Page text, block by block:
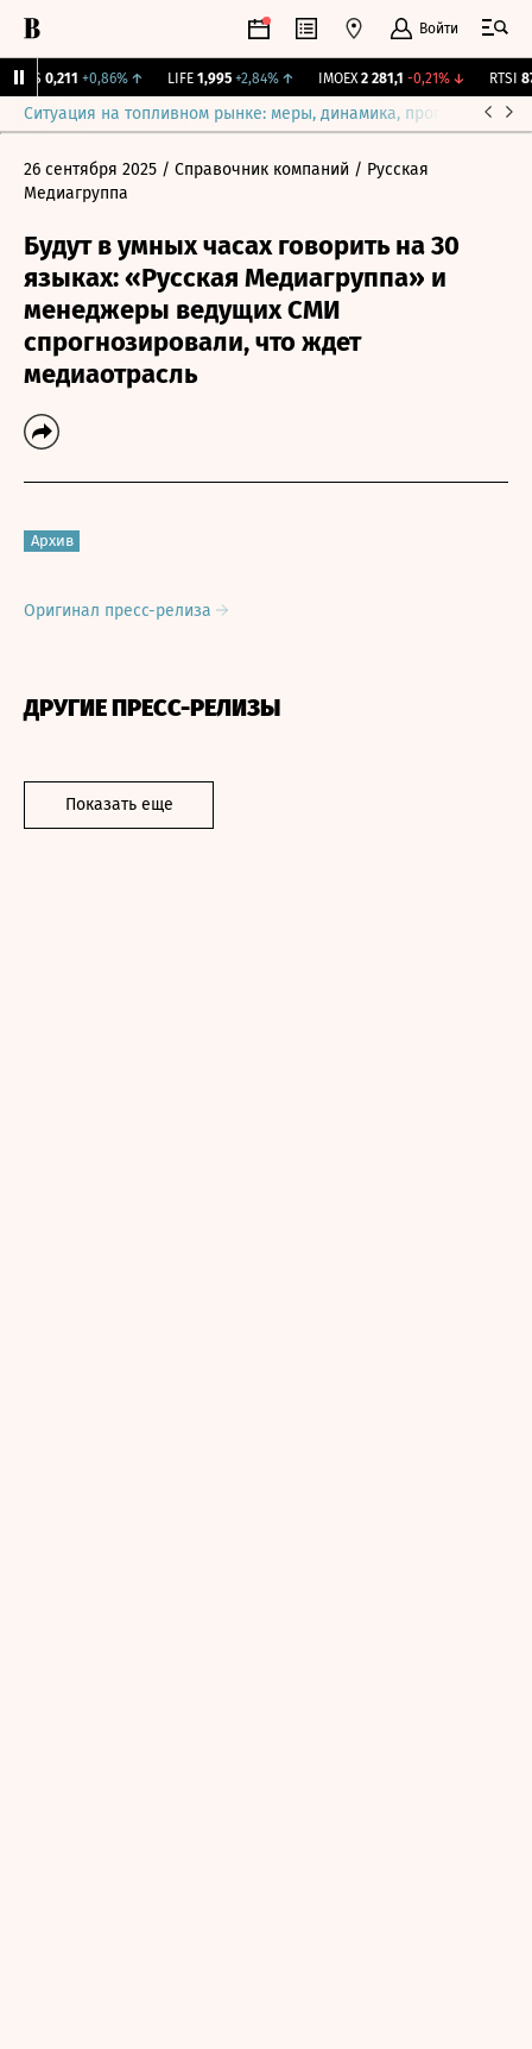
Войти
0,211 +0,86%↑ LIFE 1,995 +2,84%↑ IMOEX 2 281,1 -0,21% ↓ RTSI
Ситуация на топливном рынке: меры, динамика, прогнозы
26 сентября 2025 / Справочник компаний / Русская
Медиагруппа
Будут в умных часах говорить на 30
языках: «Русская Медиагруппа» и
менеджеры ведущих СМИ
спрогнозировали, что ждет
медиаотрасль
Архив
Оригинал пресс-релиза
ДРУГИЕ ПРЕСС-РЕЛИЗЫ
Показать еще